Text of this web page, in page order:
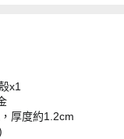
x1
厚度約1.2cm